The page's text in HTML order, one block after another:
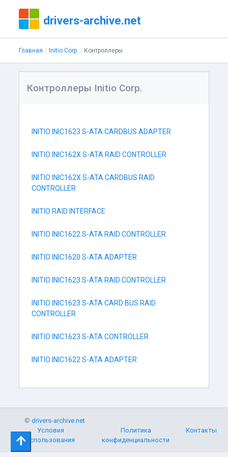
drivers-archive.net
Главная Initio Corp. Контроллеры
Контроллеры Initio Corp.
INITIO INIC1623 S-ATA CARDBUS ADAPTER
INITIO INIC162X S-ATA RAID CONTROLLER
INITIO INIC162X S-ATA CARDBUS RAID
CONTROLLER
INITIO RAID INTERFACE
INITIO INIC1622 S-ATA RAID CONTROLLER
INITIO INIC1620 S-ATA ADAPTER
INITIO INIC1623 S-ATA RAID CONTROLLER
INITIO INIC1623 S-ATA CARD BUS RAID
CONTROLLER
INITIO INIC1623 S-ATA CONTROLLER
INITIO INIC1622 S-ATA ADAPTER
©drivers-archive.net
Условия
использования
Политика
конфиденциальности
Контакты